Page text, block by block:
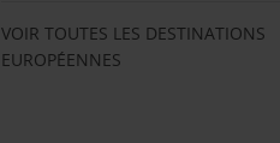
VOIR TOUTES LES DESTINATIONS
EUROPÉENNES